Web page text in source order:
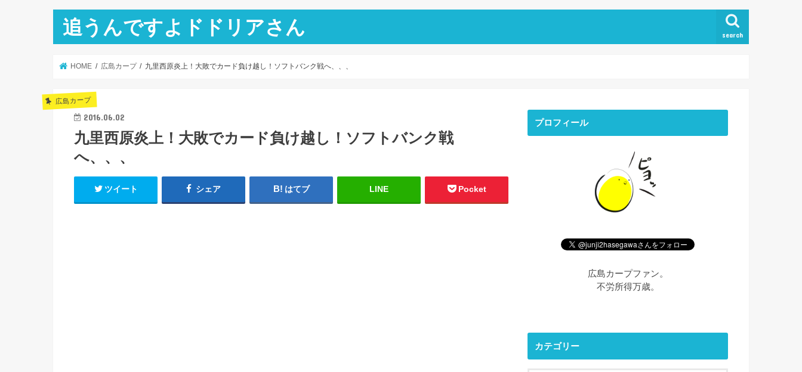
追うんですよドドリアさん search
HOME 広島カープ 九里西原炎上！大敗でカード負け越し！ソフトバンク戦へ、、、
広島カープ
2016.06.02
九里西原炎上！大敗でカード負け越し！ソフトバンク戦
へ、、、
ツイート シェア はてブ LINE Pocket
プロフィール
広島カープファン。
不労所得万歳。
カテゴリー